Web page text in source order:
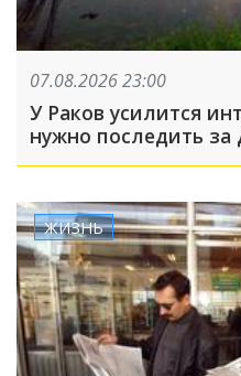
07.08.2026 23:00
У Раков усилится
нужно последить
ЖИЗНЬ